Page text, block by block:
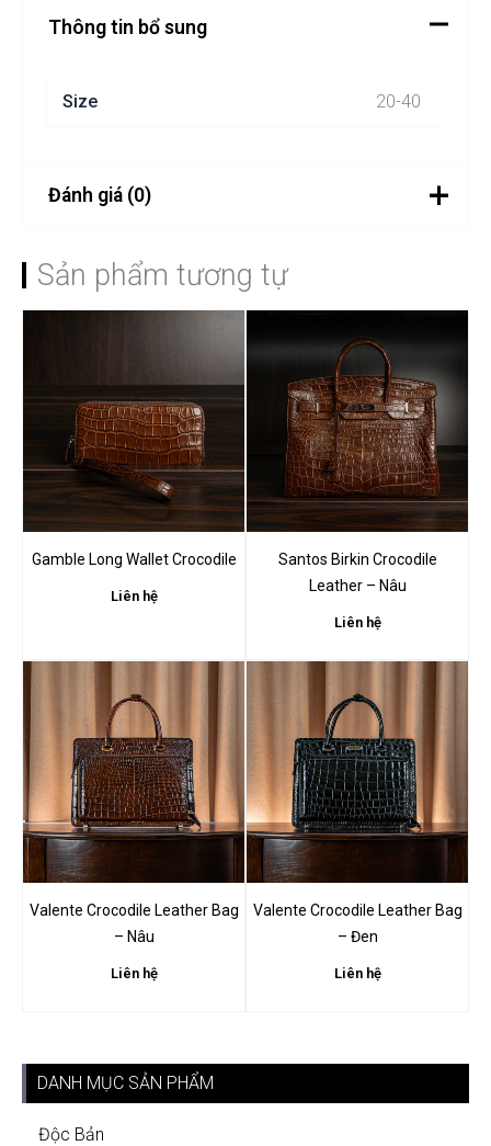
Thông tin bổ sung
Size 20-40
Đánh giá (0)
Chưa có đánh giá nào.
Hãy là người đầu tiên nhận
xét “Mimosa Crocodile Bag”
Bạn phảiđăng nhập để gửi đánh giá.
Sản phẩm tương tự
Gamble Long Wallet Crocodile
Liên hệ
Santos Birkin Crocodile
Leather – Nâu
Liên hệ
Valente Crocodile Leather Bag
– Nâu
Liên hệ
Valente Crocodile Leather Bag
– Đen
Liên hệ
DANH MỤC SẢN PHẨM
Độc Bản